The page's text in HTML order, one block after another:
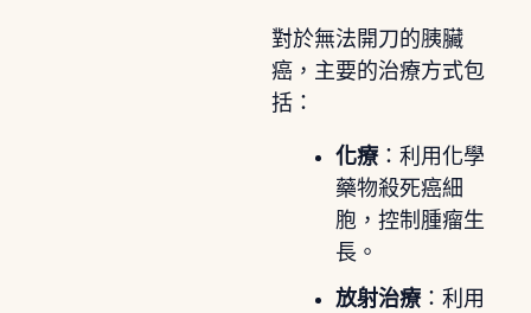
對於無法開刀的胰臟
癌，主要的治療方式包
括：
化療：利用化學
藥物殺死癌細
胞，控制腫瘤生
長。
放射治療：利用